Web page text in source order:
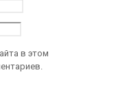
в этом